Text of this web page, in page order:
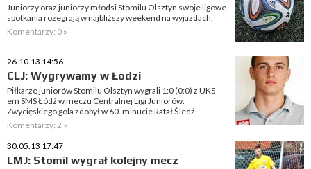
Juniorzy oraz juniorzy młodsi Stomilu Olsztyn swoje ligowe
spotkania rozegrają w najbliższy weekend na wyjazdach.
Komentarzy: 0 »
26.10.13 14:56
CLJ: Wygrywamy w Łodzi
Piłkarze juniorów Stomilu Olsztyn wygrali 1:0 (0:0) z UKS-
em SMS Łódź w meczu Centralnej Ligi Juniorów.
Zwycięskiego gola zdobył w 60. minucie Rafał Śledź.
Komentarzy: 2 »
30.05.13 17:47
LMJ: Stomil wygrał kolejny mecz